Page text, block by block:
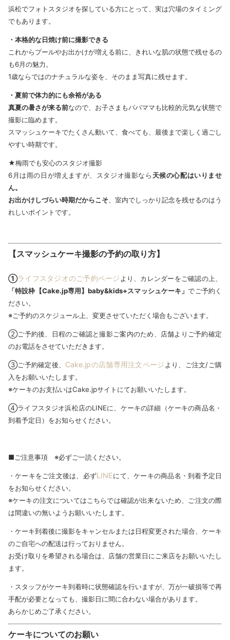
浜松でフォトスタジオを探している方にとって、実は穴場のタイミング
でもあります。
・本格的な日焼け前に撮影できる
これからプールやお出かけが増える前に、きれいな肌の状態で残せるの
も6月の魅力。
1歳ならではのナチュラルな姿を、そのまま写真に残せます。
・夏前で体力的にも余裕がある
真夏の暑さが来る前なので、お子さまもパパママも比較的元気な状態で
撮影に臨めます。
スマッシュケーキでたくさん動いて、食べても、最後まで楽しく過ごし
やすい時期です。
★梅雨でも安心のスタジオ撮影
6月は雨の日が増えますが、スタジオ撮影なら 天候の心配はいりませ
ん。
お出かけしづらい時期だからこそ 、室内でしっかり記念を残せるのはう
れしいポイントです。
【スマッシュケーキ撮影の予約の取り方】
①ライフスタジオのご予約ページ より、カレンダーをご確認の上、
「特設枠【Cake.jp専用】baby&kids+スマッシュケーキ」でご予約く
ださい。
※ご予約のスケジュール上、変更させていただく場合もございます。
②ご予約後、日程のご確認と撮影ご案内のため、店舗よりご予約確定
のお電話をさせていただきます。
③ご予約確定後、 Cake.jpの店舗専用注文ページ より、ご注文/ご購
入をお願いいたします。
※ケーキのお支払いはCake.jpサイトにてお願いいたします。
④ライフスタジオ浜松店のLINEに、ケーキの詳細（ケーキの商品名・
到着予定日）をお知らせください。
■ご注意事項 ※必ずご一読ください。
・ケーキをご注文後は、必ずLINEにて、ケーキの商品名・到着予定日
をお知らせください。
※ケーキの注文についてはこちらでは確認が出来ないため、ご注文の際
は間違いの無いようお願いいたします。
・ケーキ到着後に撮影をキャンセルまたは日程変更された場合、ケーキ
のご自宅への配送は行っておりません。
お受け取りを希望される場合は、店舗の営業日にご来店をお願いいたし
ます。
・スタッフがケーキ到着時に状態確認を行いますが、万が一破損等で再
手配が必要となっても、撮影日に間に合わない場合があります。
あらかじめご了承ください。
ケーキについてのお願い